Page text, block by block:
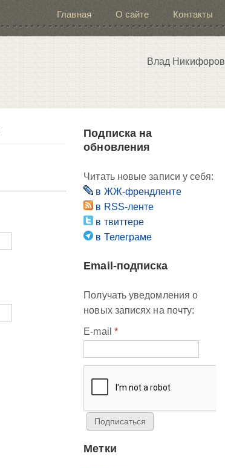
Главная О сайте Контакты
Влад Никифоров
Подписка на
обновления
Читать новые записи у себя:
в ЖЖ-френдленте
в RSS-ленте
в твиттере
в Телеграме
Email-подписка
Получать уведомления о
новых записях на почту:
E-mail *
Метки